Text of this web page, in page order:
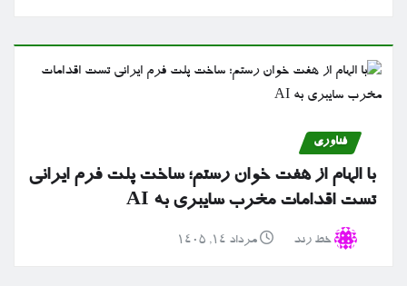
فناوری
با الهام از هفت خوان رستم؛ ساخت پلت فرم ایرانی
تست اقدامات مخرب سایبری به AI
خط رند مرداد ۱۴, ۱۴۰۵